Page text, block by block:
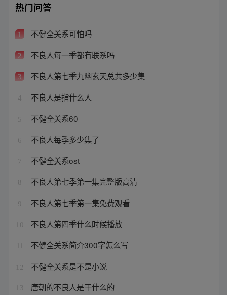
热门问答
1 不健全关系可怕吗
2 不良人每一季都有联系吗
3 不良人第七季九幽玄天总共多少集
4 不良人是指什么人
5 不健全关系60
6 不良人每季多少集了
7 不健全关系ost
8 不良人第七季第一集完整版高清
9 不良人第七季第一集免费观看
10 不良人第四季什么时候播放
不健全关系简介300字怎么写
12 不健全关系是不是小说
13 唐朝的不良人是干什么的